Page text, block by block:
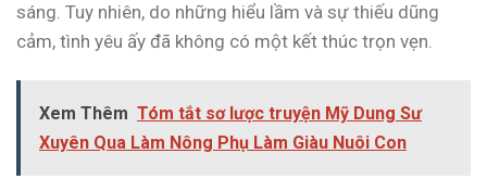
sáng. Tuy nhiên, do những hiểu lầm và sự thiếu dũng
cảm, tình yêu ấy đã không có một kết thúc trọn vẹn.
Xem Thêm Tóm tắt sơ lược truyện Mỹ Dung Sư
Xuyên Qua Làm Nông Phụ Làm Giàu Nuôi Con